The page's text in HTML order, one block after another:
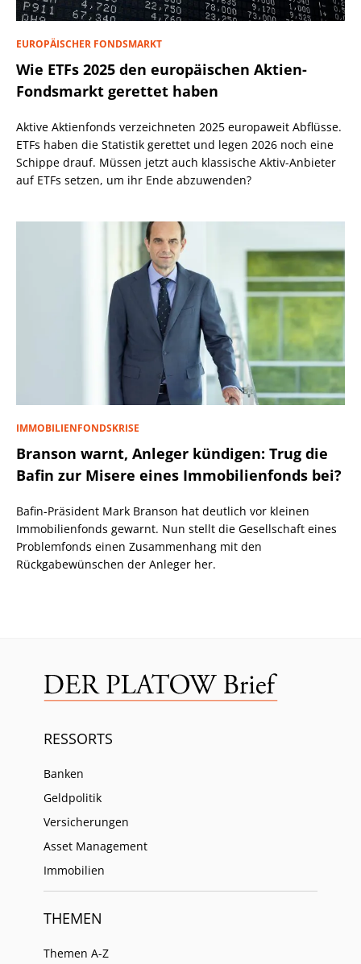
EUROPÄISCHER FONDSMARKT
Wie ETFs 2025 den europäischen Aktien-
Fondsmarkt gerettet haben
Aktive Aktienfonds verzeichneten 2025 europaweit Abflüsse.
ETFs haben die Statistik gerettet und legen 2026 noch eine
Schippe drauf. Müssen jetzt auch klassische Aktiv-Anbieter
auf ETFs setzen, um ihr Ende abzuwenden?
IMMOBILIENFONDSKRISE
Branson warnt, Anleger kündigen: Trug die
Bafin zur Misere eines Immobilienfonds bei?
Bafin-Präsident Mark Branson hat deutlich vor kleinen
Immobilienfonds gewarnt. Nun stellt die Gesellschaft eines
Problemfonds einen Zusammenhang mit den
Rückgabewünschen der Anleger her.
RESSORTS
Banken
Geldpolitik
Versicherungen
Asset Management
Immobilien
THEMEN
Themen A-Z